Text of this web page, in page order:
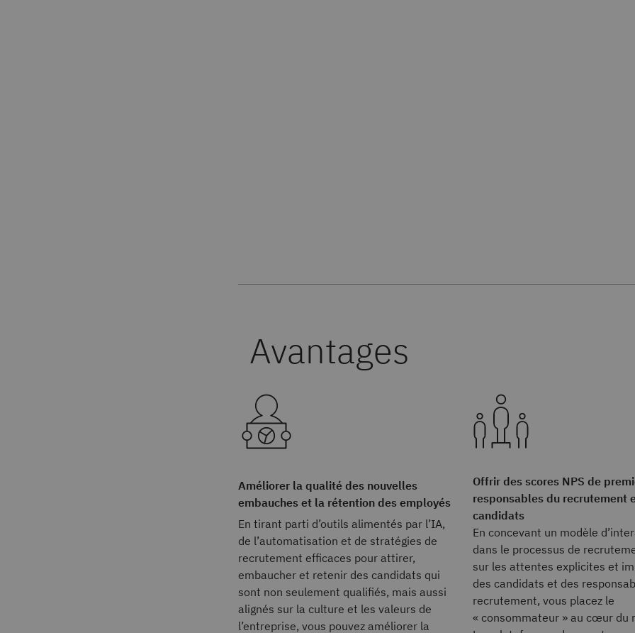
Améliorer la qualité des nouvelles
embauches et la rétention des employés
En tirant parti d’outils alimentés par l’IA,
de l’automatisation et de stratégies de
recrutement efficaces pour attirer,
embaucher et retenir des candidats qui
sont non seulement qualifiés, mais aussi
alignés sur la culture et les valeurs de
l’entreprise, vous pouvez améliorer la
Offrir des scores NPS de
responsables du recrutement
candidats
En concevant un modèle
dans le processus de
sur les attentes explicites et
des candidats et des
recrutement, vous placez le
« consommateur » au cœur du